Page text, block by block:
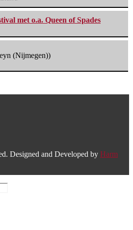
met o.a. Queen of Spades
(Nijmegen))
Designed and Developed by Harm